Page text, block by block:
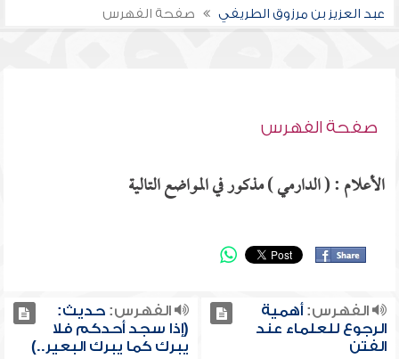
عبد العزيز بن مرزوق الطريفي
صفحة الفهرس
صفحة الفهرس
الأعلام : ( الدارمي ) مذكور في المواضع التالية
الفهرس:أهمية
الرجوع للعلماء عند
الفتن
الفهرس:حديث:
(إذا سجد أحدكم فلا
يبرك كما يبرك البعير..)